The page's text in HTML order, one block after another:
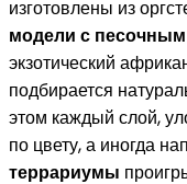
изготовлены из
модели с
экзотический
подбирается
этом каждый слой,
по цвету, а иногда
террариумы